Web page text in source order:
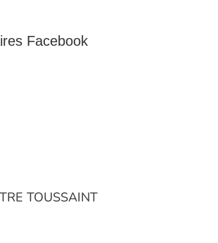
Facebook
TOUSSAINT